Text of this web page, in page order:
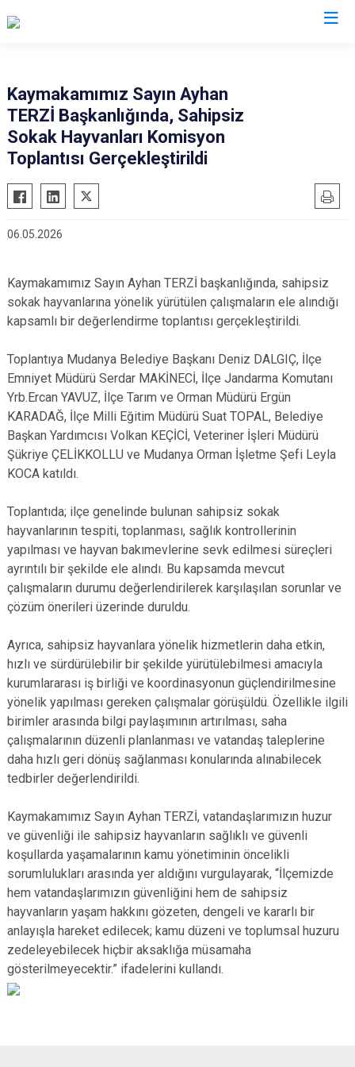
Büyükorhan
Gemlik
Harmancık
Keles
Kestel
Mustafakemalpaşa
Mudanya
Yenişehir
Yıldırım
Kaymakamımız Sayın Ayhan
TERZİ Başkanlığında, Sahipsiz
Sokak Hayvanları Komisyon
Toplantısı Gerçekleştirildi
06.05.2026
Kaymakamımız Sayın Ayhan TERZİ başkanlığında, sahipsiz
sokak hayvanlarına yönelik yürütülen çalışmaların ele alındığı
kapsamlı bir değerlendirme toplantısı gerçekleştirildi.
Toplantıya Mudanya Belediye Başkanı Deniz DALGIÇ, İlçe
Emniyet Müdürü Serdar MAKİNECİ, İlçe Jandarma Komutanı
Yrb.Ercan YAVUZ, İlçe Tarım ve Orman Müdürü Ergün
KARADAĞ, İlçe Milli Eğitim Müdürü Suat TOPAL, Belediye
Başkan Yardımcısı Volkan KEÇİCİ, Veteriner İşleri Müdürü
Şükriye ÇELİKKOLLU ve Mudanya Orman İşletme Şefi Leyla
KOCA katıldı.
Toplantıda; ilçe genelinde bulunan sahipsiz sokak
hayvanlarının tespiti, toplanması, sağlık kontrollerinin
yapılması ve hayvan bakımevlerine sevk edilmesi süreçleri
ayrıntılı bir şekilde ele alındı. Bu kapsamda mevcut
çalışmaların durumu değerlendirilerek karşılaşılan sorunlar ve
çözüm önerileri üzerinde duruldu.
Ayrıca, sahipsiz hayvanlara yönelik hizmetlerin daha etkin,
hızlı ve sürdürülebilir bir şekilde yürütülebilmesi amacıyla
kurumlararası iş birliği ve koordinasyonun güçlendirilmesine
yönelik yapılması gereken çalışmalar görüşüldü. Özellikle ilgili
birimler arasında bilgi paylaşımının artırılması, saha
çalışmalarının düzenli planlanması ve vatandaş taleplerine
daha hızlı geri dönüş sağlanması konularında alınabilecek
tedbirler değerlendirildi.
Kaymakamımız Sayın Ayhan TERZİ, vatandaşlarımızın huzur
ve güvenliği ile sahipsiz hayvanların sağlıklı ve güvenli
koşullarda yaşamalarının kamu yönetiminin öncelikli
sorumlulukları arasında yer aldığını vurgulayarak, “İlçemizde
hem vatandaşlarımızın güvenliğini hem de sahipsiz
hayvanların yaşam hakkını gözeten, dengeli ve kararlı bir
anlayışla hareket edilecek; kamu düzeni ve toplumsal huzuru
zedeleyebilecek hiçbir aksaklığa müsamaha
gösterilmeyecektir.” ifadelerini kullandı.